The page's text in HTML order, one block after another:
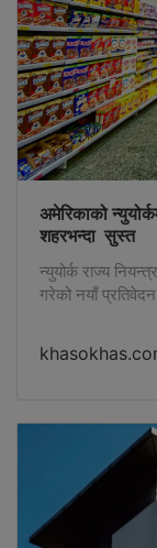
अमेरिकाको
शहरभन्दा सुस्त
न्युयोर्क राज्य
गरेको नयाँ
छ। तर, अन्य द्रुत
वृद्धिदर भने सुस्त